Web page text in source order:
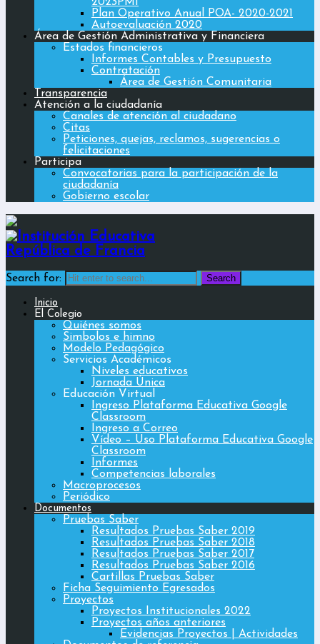
Plan Operativo Anual POA- 2020-2021
Autoevaluación 2020
Área de Gestión Administrativa y Financiera
Estados financieros
Informes Contables y Presupuesto
Contratación
Área de Gestión Comunitaria
Transparencia
Atención a la ciudadanía
Canales de atención al ciudadano
Citas
Peticiones, quejas, reclamos, sugerencias o
felicitaciones
Participa
Convocatorias para la participación de la
ciudadanía
Gobierno escolar
Search for:
Inicio
El Colegio
Quiénes somos
Simbolos e himno
Modelo Pedagógico
Servicios Académicos
Niveles educativos
Jornada Única
Educación Virtual
Ingreso Plataforma Educativa Google
Classroom
Ingreso a Correo
Vídeo – Uso Plataforma Educativa Google
Classroom
Informes
Competencias laborales
Macroprocesos
Periódico
Documentos
Pruebas Saber
Resultados Pruebas Saber 2019
Resultados Pruebas Saber 2018
Resultados Pruebas Saber 2017
Resultados Pruebas Saber 2016
Cartillas Pruebas Saber
Ficha Seguimiento Egresados
Proyectos
Proyectos Institucionales 2022
Proyectos años anteriores
Evidencias Proyectos | Actividades